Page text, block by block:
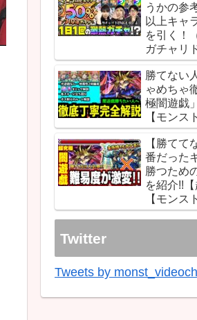
うかの参
以上キャ
を引く！
ガチャリ
勝てない
ゃめちゃ
極闇遊戯
【モンス
【勝てて
番だった
勝つため
を紹介!!【
【モンス
Twitter
Tweets by